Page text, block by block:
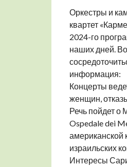
Оркестры и
квартет
2024-го
наших дней.
информация:
Концерты
женщин,
Речь пойдет о
Ospedale dei
американской
израильских
Интересы